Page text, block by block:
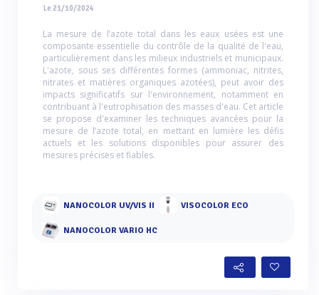
Le 21/10/2024
La mesure de l’azote total dans les eaux usées est une
composante essentielle du contrôle de la qualité de l'eau,
particulièrement dans les milieux industriels et municipaux.
L'azote, sous ses différentes formes (ammoniac, nitrites,
nitrates et matières organiques azotées), peut avoir des
impacts significatifs sur l'environnement, notamment en
contribuant à l'eutrophisation des masses d'eau. Cet article
se propose d'examiner les techniques avancées pour la
mesure de l’azote total, en mettant en lumière les défis
actuels et les solutions disponibles pour assurer des
mesures précises et fiables.
NANOCOLOR UV/VIS II VISOCOLOR ECO
NANOCOLOR VARIO HC